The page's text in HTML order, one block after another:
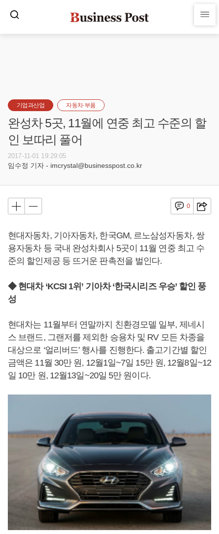
기업과산업 자동차·부품
완성차 5곳, 11월에 연중 최고 수준의 할
인 보따리 풀어
2017-11-01 19:29:05
임수정 기자 - imcrystal@businesspost.co.kr
0
현대자동차, 기아자동차, 한국GM, 르노삼성자동차, 쌍
용자동차 등 국내 완성차회사 5곳이 11월 연중 최고 수
준의 할인제공 등 뜨거운 판촉전을 벌인다.
◆ 현대차 ‘KCSI 1위’ 기아차 ‘한국시리즈 우승’ 할인 풍
성
현대차는 11월부터 연말까지 친환경모델 일부, 제네시
스 브랜드, 그랜저를 제외한 승용차 및 RV 모든 차종을
대상으로 ‘얼리버드’ 행사를 진행한다. 출고기간별 할인
금액은 11월 30만 원, 12월1일~7일 15만 원, 12월8일~12
일 10만 원, 12월13일~20일 5만 원이다.